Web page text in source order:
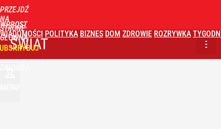
PRZEJDŹ
NA
STRONĘ
GŁÓWNĄ
WPROST
WIADOMOŚCI POLITYKA BIZNES DOM ZDROWIE ROZRYWKA
ŚWIAT